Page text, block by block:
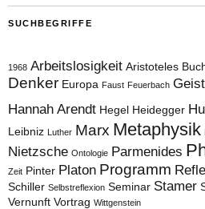
SUCHBEGRIFFE
1968 Arbeitslosigkeit Aristoteles
Denker Europa Faust Feuerbach Geist
Hannah Arendt Hegel Heidegger
Leibniz Luther Marx Metaphysik
Nietzsche Ontologie Parmenides
Zeit Pinter Platon Programm
Schiller Selbstreflexion Seminar Stamer
Vernunft Vortrag Wittgenstein